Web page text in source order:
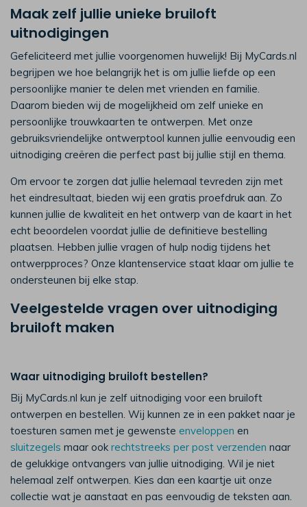
Maak zelf jullie unieke bruiloft
uitnodigingen
Gefeliciteerd met jullie voorgenomen huwelijk! Bij MyCards.nl
begrijpen we hoe belangrijk het is om jullie liefde op een
persoonlijke manier te delen met vrienden en familie.
Daarom bieden wij de mogelijkheid om zelf unieke en
persoonlijke trouwkaarten te ontwerpen. Met onze
gebruiksvriendelijke ontwerptool kunnen jullie eenvoudig een
uitnodiging creëren die perfect past bij jullie stijl en thema.​
Om ervoor te zorgen dat jullie helemaal tevreden zijn met
het eindresultaat, bieden wij een gratis proefdruk aan. Zo
kunnen jullie de kwaliteit en het ontwerp van de kaart in het
echt beoordelen voordat jullie de definitieve bestelling
plaatsen. Hebben jullie vragen of hulp nodig tijdens het
ontwerpproces? Onze klantenservice staat klaar om jullie te
ondersteunen bij elke stap.
Veelgestelde vragen over uitnodiging
bruiloft maken
Waar uitnodiging bruiloft bestellen?
Bij MyCards.nl kun je zelf uitnodiging voor een bruiloft
ontwerpen en bestellen. Wij kunnen ze in een pakket naar je
toesturen samen met je gewenste enveloppen en
sluitzegels maar ook rechtstreeks per post verzenden naar
de gelukkige ontvangers van jullie uitnodiging. Wil je niet
helemaal zelf ontwerpen. Kies dan een kaartje uit onze
collectie wat je aanstaat en pas eenvoudig de teksten aan.